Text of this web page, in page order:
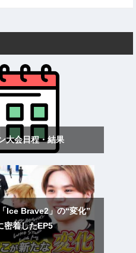
大会日程・結果
Ice Brave2」の“変化”
密着したEP5